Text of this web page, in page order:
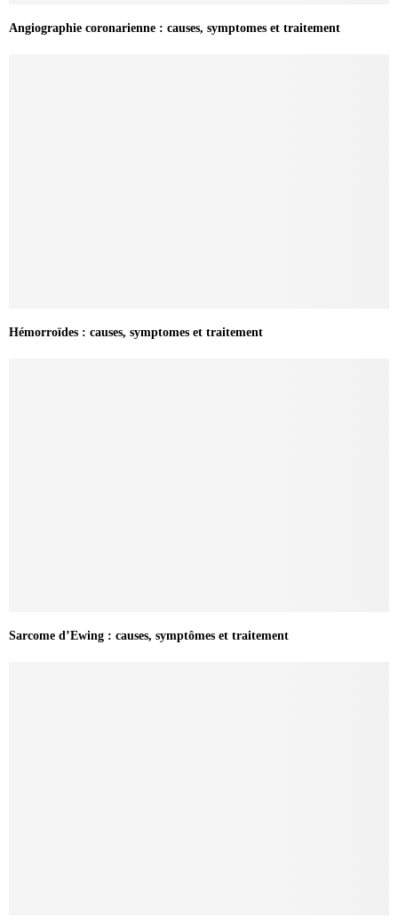
Angiographie coronarienne : causes, symptomes et traitement
Hémorroïdes : causes, symptomes et traitement
Sarcome d’Ewing : causes, symptômes et traitement